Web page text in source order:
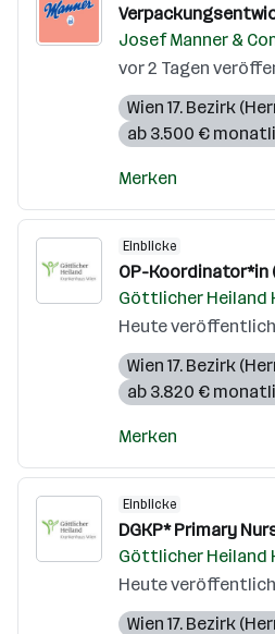
Josef Manner &
vor 2 Tagen
Wien 17. Bezirk
ab 3.500 €
Merken
Einblicke
OP-Koordinator*in
Göttlicher Heiland
Heute
Wien 17. Bezirk
ab 3.820 €
Merken
Einblicke
DGKP* Primary
Göttlicher Heiland
Heute
Wien 17. Bezirk